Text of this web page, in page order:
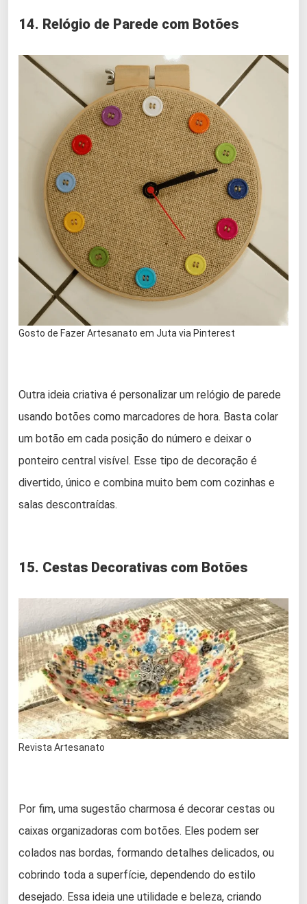
14. Relógio de Parede com Botões
Gosto de Fazer Artesanato em Juta via Pinterest
Outra ideia criativa é personalizar um relógio de parede
usando botões como marcadores de hora. Basta colar
um botão em cada posição do número e deixar o
ponteiro central visível. Esse tipo de decoração é
divertido, único e combina muito bem com cozinhas e
salas descontraídas.
15. Cestas Decorativas com Botões
Revista Artesanato
Por fim, uma sugestão charmosa é decorar cestas ou
caixas organizadoras com botões. Eles podem ser
colados nas bordas, formando detalhes delicados, ou
cobrindo toda a superfície, dependendo do estilo
desejado. Essa ideia une utilidade e beleza, criando